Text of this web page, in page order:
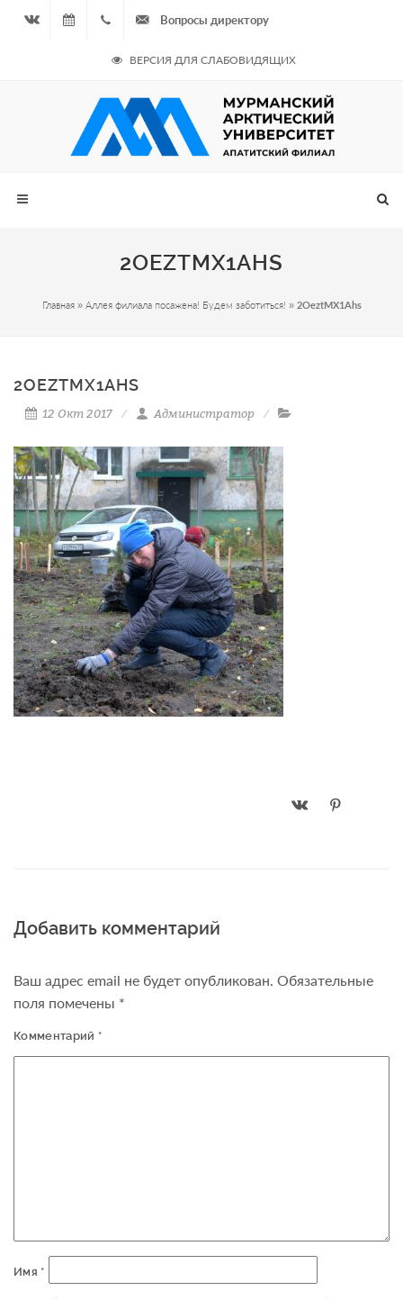
07.08.2026
- Чётная
неделя
964
687
Вопросы директору
ВЕРСИЯ ДЛЯ СЛАБОВИДЯЩИХ
2OEZTMX1AHS
Главная» Аллея филиала посажена! Будем заботиться! » 2OeztMX1Ahs
2OEZTMX1AHS
12 Окт 2017 Администратор
Добавить комментарий
Ваш адрес email не будет опубликован. Обязательные
поля помечены *
Комментарий *
Имя *